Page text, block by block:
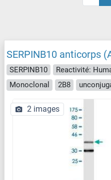
SERPINB10 anticorps
SERPINB10 Reactivité:
Monoclonal
2B8
2 images